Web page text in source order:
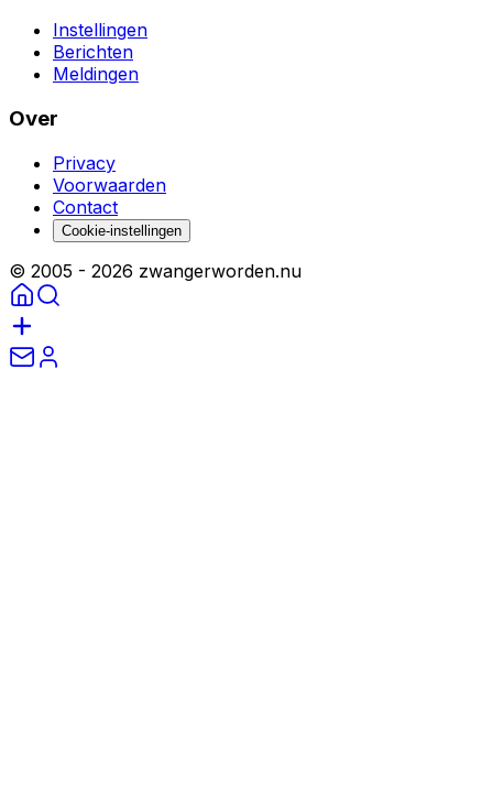
Instellingen
Berichten
Meldingen
Over
Privacy
Voorwaarden
Contact
Cookie-instellingen
© 2005 - 2026 zwangerworden.nu